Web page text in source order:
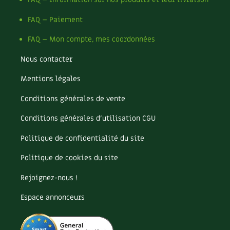
FAQ – Paiement
FAQ – Mon compte, mes coordonnées
Nous contacter
Mentions légales
Conditions générales de vente
Conditions générales d’utilisation CGU
Politique de confidentialité du site
Politique de cookies du site
Rejoignez-nous !
Espace annonceurs